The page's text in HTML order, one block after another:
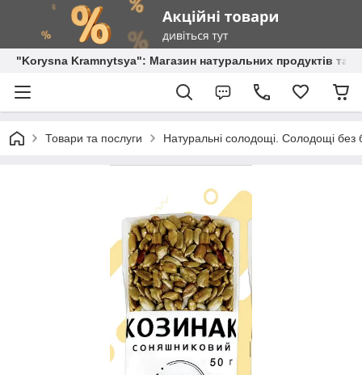
"Korysna Kramnytsya": Магазин натуральних продуктів та
Товари та послуги Натуральні солодощі. Солодощі без